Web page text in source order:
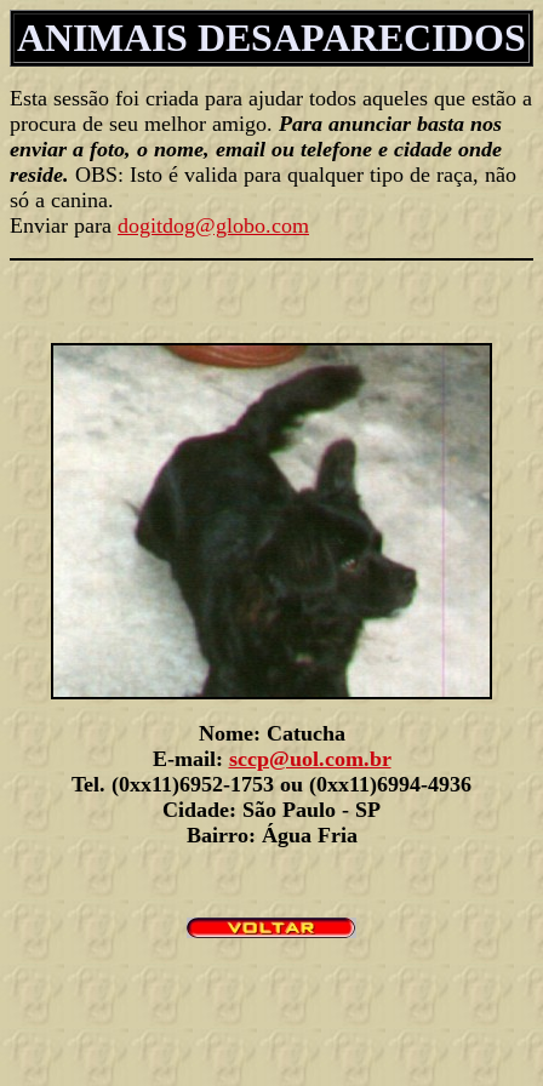
ANIMAIS DESAPARECIDOS
Esta sessão foi criada para ajudar todos aqueles que estão a
procura de seu melhor amigo. Para anunciar basta nos
enviar a foto, o nome, email ou telefone e cidade onde
reside. OBS: Isto é valida para qualquer tipo de raça, não
só a canina.
Enviar para dogitdog@globo.com
Nome: Catucha
E-mail: sccp@uol.com.br
Tel. (0xx11)6952-1753 ou (0xx11)6994-4936
Cidade: São Paulo - SP
Bairro: Água Fria